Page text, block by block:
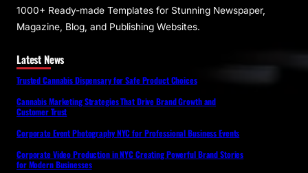
1000+ Ready-made Templates for Stunning Newspaper,
Magazine, Blog, and Publishing Websites.
Latest News
Trusted Cannabis Dispensary for Safe Product Choices
Cannabis Marketing Strategies That Drive Brand Growth and
Customer Trust
Corporate Event Photography NYC for Professional Business Events
Corporate Video Production in NYC Creating Powerful Brand Stories
for Modern Businesses